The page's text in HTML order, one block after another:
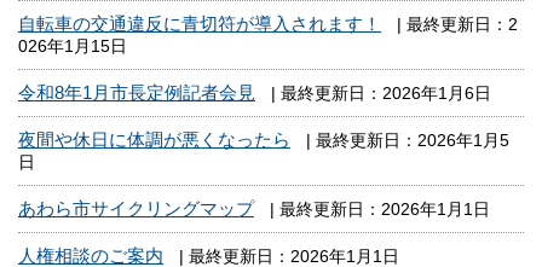
自転車の交通違反に青切符が導入されます！
| 最終更新日：2
026年1月15日
令和8年1月市長定例記者会見 | 最終更新日：2026年1月6日
夜間や休日に体調が悪くなったら
| 最終更新日：2026年1月5
日
あわら市サイクリングマップ | 最終更新日：2026年1月1日
人権相談のご案内 | 最終更新日：2026年1月1日